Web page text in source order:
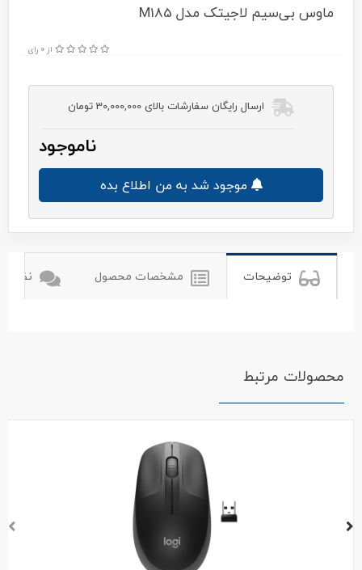
ماوس بی‌سیم لاجیتک مدل M185
از 0 رای
ارسال رایگان سفارشات بالای 30,000,000 تومان
ناموجود
توضیحات مشخصات محصول نظرات
محصولات مرتبط